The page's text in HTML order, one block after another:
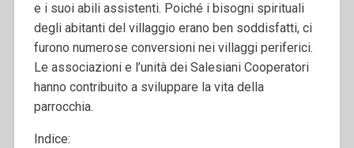
e i suoi abili assistenti. Poiché i bisogni spirituali
degli abitanti del villaggio erano ben soddisfatti, ci
furono numerose conversioni nei villaggi periferici.
Le associazioni e l’unità dei Salesiani Cooperatori
hanno contribuito a sviluppare la vita della
parrocchia.
Indice: